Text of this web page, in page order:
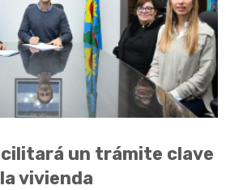
un trámite clave
vivienda